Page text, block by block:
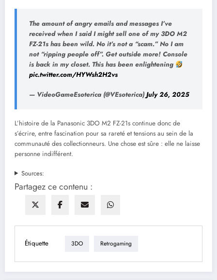
The amount of angry emails and messages I’ve
received when I said I might sell one of my 3DO M2
FZ-21s has been wild. No it’s not a “scam.” No I am
not “ripping people off”. Get outside more! Console
is back in my closet. This has been enlightening
pic.twitter.com/HYWsh2H2vs
— VideoGameEsoterica (@VEsoterica) July 26, 2025
L’histoire de la Panasonic 3DO M2 FZ-21s continue donc de
s’écrire, entre fascination pour sa rareté et tensions au sein de la
communauté des collectionneurs. Une chose est sûre : elle ne laisse
personne indifférent.
Sources:
Partagez ce contenu :
Étiquette 3DO Retrogaming